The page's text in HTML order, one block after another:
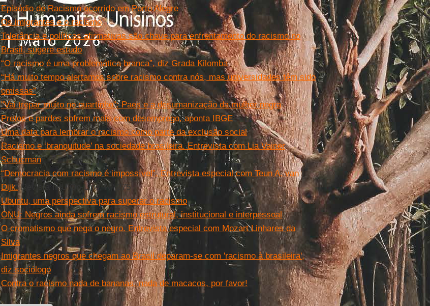
Episódio de Racismo ocorrido em Porto Alegre
Os imigrantes e o racismo
Tolerância e políticas afirmativas são chave para enfrentamento do racismo no
Brasil, sugere estudo
“O racismo é uma problemática branca”, diz Grada Kilomba
“Há muito tempo alertamos sobre racismo contra nós, mas universidades têm sido
omissas”
"Vai trepar muito no quartinho": Paes e a desumanização da mulher negra
Pretos e pardos sofrem mais com desemprego, aponta IBGE
Uma data para lembrar o racismo como parte da exclusão social
Racismo e ‘branquitude’ na sociedade brasileira. Entrevista com Lia Vainer
Schucman
“Democracia com racismo é impossível”. Entrevista especial com Teun A. van
Dijk.Revista IHU On-Line, N° 275
Ubuntu, uma perspectiva para superar o racismo
ONU: Negros ainda sofrem racismo estrutural, institucional e interpessoal
O cromatismo que nega o negro. Entrevista especial com Mozart Linhares da
Silva
Imigrantes negros que chegam ao Brasil deparam-se com 'racismo à brasileira',
diz sociólogo
Contra o racismo nada de bananas, nada de macacos, por favor!